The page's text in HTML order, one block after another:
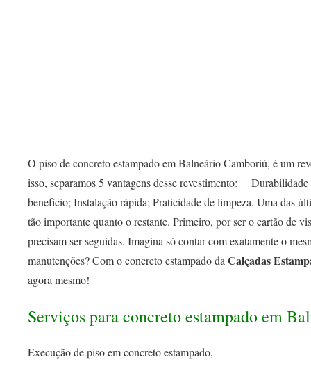
O piso de concreto estampado em Balneário Camboriú, é um
isso, separamos 5 vantagens desse revestimento: ⠀
benefício; Instalação rápida; Praticidade de limpeza. Uma das
tão importante quanto o restante. Primeiro, por ser o cartão de
precisam ser seguidas. Imagina só contar com exatamente o
manutenções? Com o concreto estampado da Calçadas
agora mesmo!
Serviços para concreto estampado em
Execução de piso em concreto estampado,